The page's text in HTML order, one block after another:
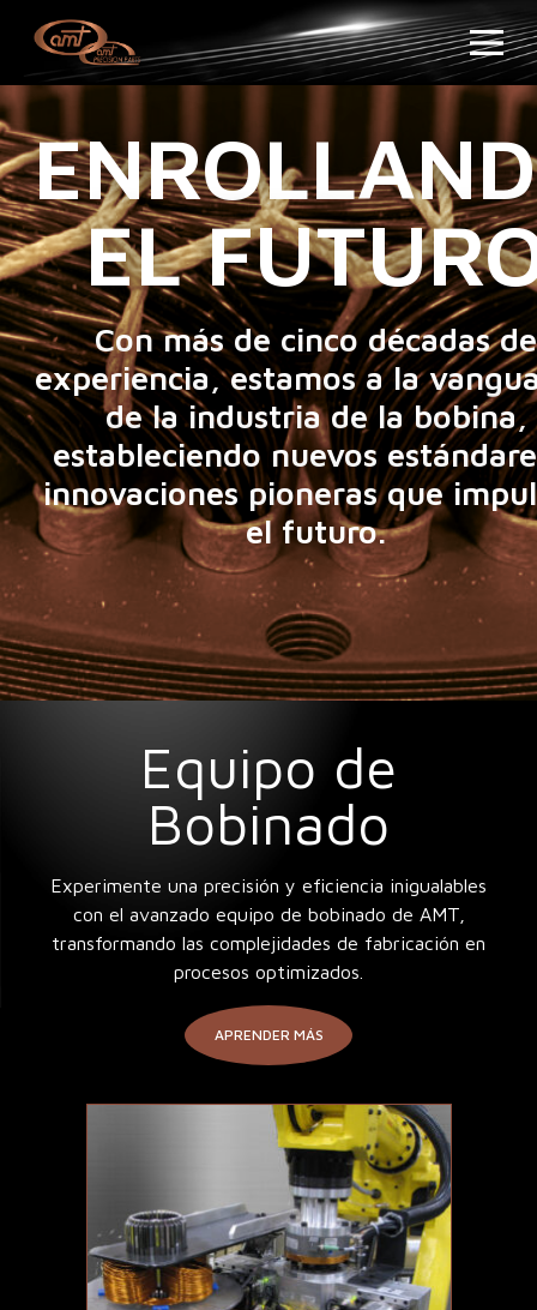
EL
Con más de cinco décadas de
experiencia, estamos a la
de la industria de la bobina,
estableciendo nuevos
innovaciones pioneras que
el futuro.
Equipo de
Bobinado
Experimente una precisión y eficiencia inigualables
con el avanzado equipo de bobinado de AMT,
transformando las complejidades de fabricación en
procesos optimizados.
APRENDER MÁS